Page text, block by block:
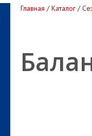
Главная /Каталог /